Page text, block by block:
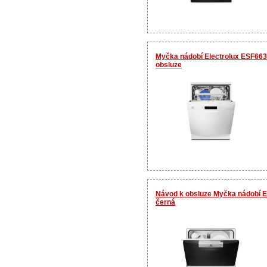
Myčka nádobí Electrolux
obsluze
Návod k obsluze Myčka nádobí
černá